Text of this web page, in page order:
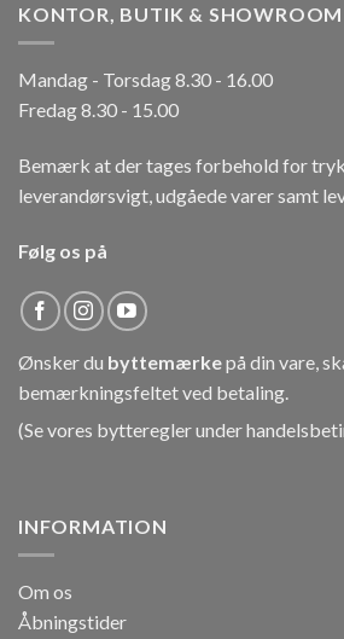
KONTOR, BUTIK & SHOWROOM
Mandag - Torsdag 8.30 - 16.00
Fredag 8.30 - 15.00
Bemærk at der tages forbehold for
leverandørsvigt, udgåede varer samt
Følg os på
Ønsker du byttemærkepå din vare,
bemærkningsfeltet ved betaling.
(Se vores bytteregler under
INFORMATION
Om os
Åbningstider